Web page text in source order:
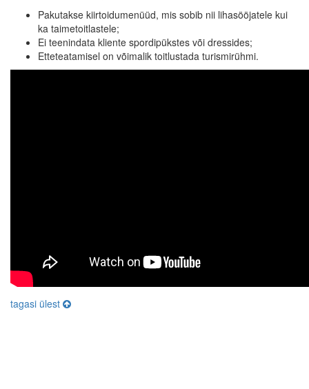
Pakutakse kiirtoidumenüüd, mis sobib nii lihasööjatele kui
ka taimetoitlastele;
Ei teenindata kliente spordipükstes või dressides;
Etteteatamisel on võimalik toitlustada turismirühmi.
tagasi ülest